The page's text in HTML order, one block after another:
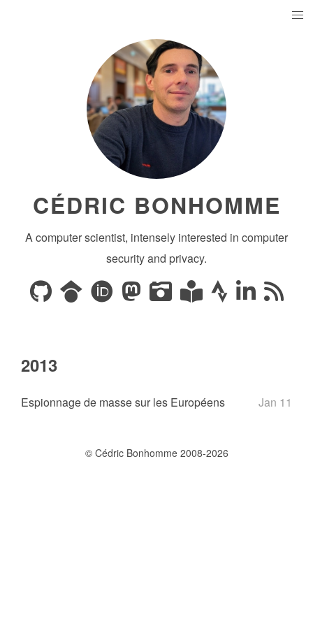
CÉDRIC BONHOMME
A computer scientist, intensely interested in computer
security and privacy.
2013
Espionnage de masse sur les Européens Jan 11
© Cédric Bonhomme 2008-2026